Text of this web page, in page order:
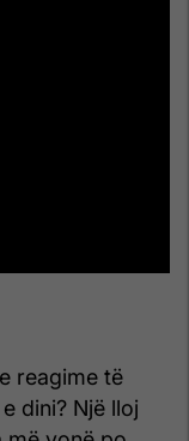
reagime të
dini? Një lloj